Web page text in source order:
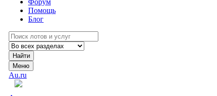
Форум
Помощь
Блог
Найти
Меню
Au.ru